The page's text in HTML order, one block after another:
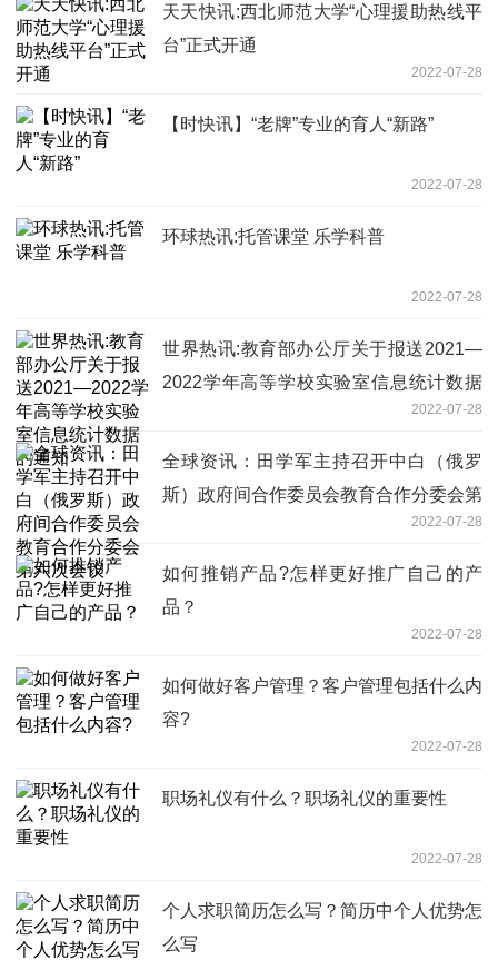
天天快讯:西北师范大学“心理援助热线平
台”正式开通
2022-07-28
【时快讯】“老牌”专业的育人“新路”
2022-07-28
环球热讯:托管课堂 乐学科普
2022-07-28
世界热讯:教育部办公厅关于报送2021—
2022学年高等学校实验室信息统计数据
2022-07-28
全球资讯：田学军主持召开中白（俄罗
斯）政府间合作委员会教育合作分委会第
2022-07-28
如何推销产品?怎样更好推广自己的产
品？
2022-07-28
如何做好客户管理？客户管理包括什么内
容?
2022-07-28
职场礼仪有什么？职场礼仪的重要性
2022-07-28
个人求职简历怎么写？简历中个人优势怎
么写